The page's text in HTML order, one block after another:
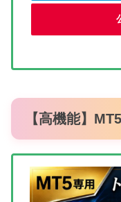
【高機能】